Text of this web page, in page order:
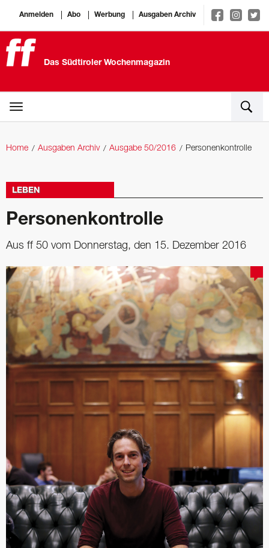
Anmelden Abo Werbung Ausgaben Archiv
Das Südtiroler Wochenmagazin
Home Ausgaben Archiv Ausgabe 50/2016 Personenkontrolle
LEBEN
Personenkontrolle
Aus ff 50 vom Donnerstag, den 15. Dezember 2016